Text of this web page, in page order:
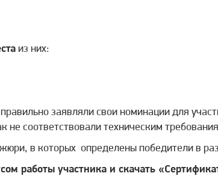
из них:
заявляли свои номинации для
не соответствовали техническим
в которых определены победители в
работы участника и скачать